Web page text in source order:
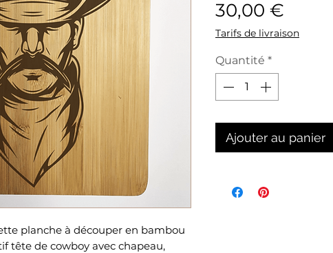
planche à découper en bambou
tête de cowboy avec chapeau,
30,00 €
Tarifs de livraison
Quantité *
Ajouter au panier